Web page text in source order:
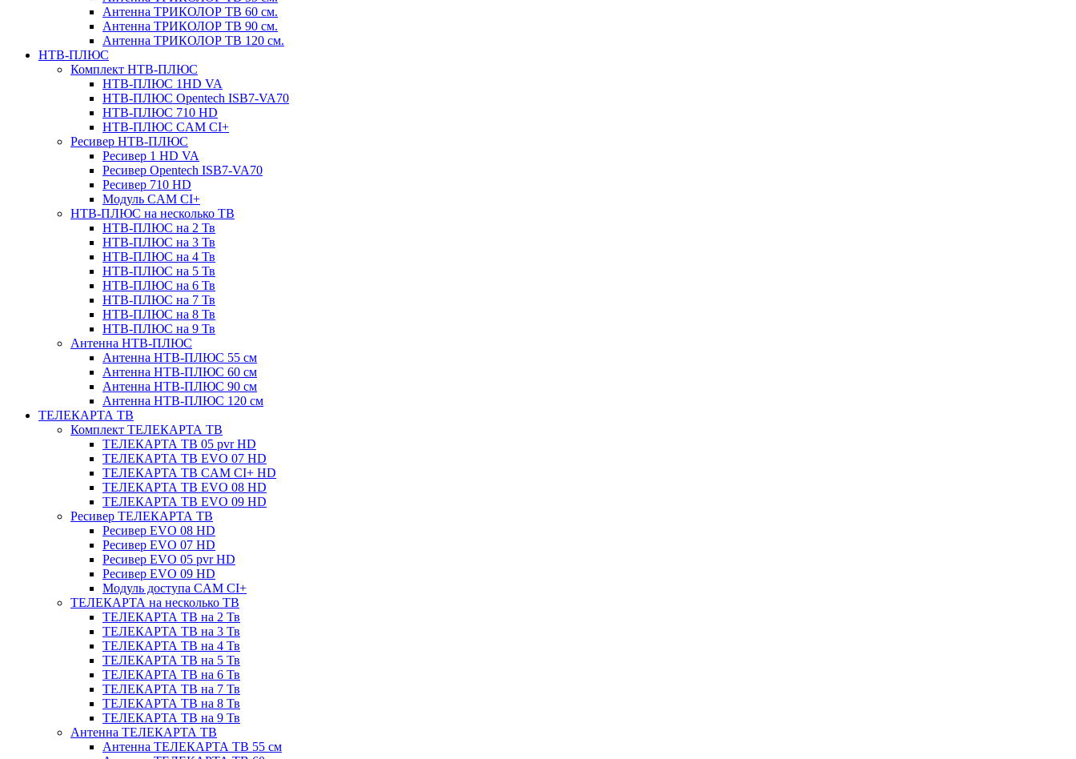
Антенна ТРИКОЛОР ТВ 60 см.
Антенна ТРИКОЛОР ТВ 90 см.
Антенна ТРИКОЛОР ТВ 120 см.
НТВ-ПЛЮС
Комплект НТВ-ПЛЮС
НТВ-ПЛЮС 1HD VA
НТВ-ПЛЮС Opentech ISB7-VA70
НТВ-ПЛЮС 710 HD
НТВ-ПЛЮС CAM CI+
Ресивер НТВ-ПЛЮС
Ресивер 1 HD VA
Ресивер Opentech ISB7-VA70
Ресивер 710 HD
Модуль CAM CI+
НТВ-ПЛЮС на несколько ТВ
НТВ-ПЛЮС на 2 Тв
НТВ-ПЛЮС на 3 Тв
НТВ-ПЛЮС на 4 Тв
НТВ-ПЛЮС на 5 Тв
НТВ-ПЛЮС на 6 Тв
НТВ-ПЛЮС на 7 Тв
НТВ-ПЛЮС на 8 Тв
НТВ-ПЛЮС на 9 Тв
Антенна НТВ-ПЛЮС
Антенна НТВ-ПЛЮС 55 см
Антенна НТВ-ПЛЮС 60 см
Антенна НТВ-ПЛЮС 90 см
Антенна НТВ-ПЛЮС 120 см
ТЕЛЕКАРТА ТВ
Комплект ТЕЛЕКАРТА ТВ
ТЕЛЕКАРТА ТВ 05 pvr HD
ТЕЛЕКАРТА ТВ EVO 07 HD
ТЕЛЕКАРТА ТВ CAM CI+ HD
ТЕЛЕКАРТА ТВ EVO 08 HD
ТЕЛЕКАРТА ТВ EVO 09 HD
Ресивер ТЕЛЕКАРТА ТВ
Ресивер EVO 08 HD
Ресивер EVO 07 HD
Ресивер EVO 05 pvr HD
Ресивер EVO 09 HD
Модуль доступа CAM CI+
ТЕЛЕКАРТА на несколько ТВ
ТЕЛЕКАРТА ТВ на 2 Тв
ТЕЛЕКАРТА ТВ на 3 Тв
ТЕЛЕКАРТА ТВ на 4 Тв
ТЕЛЕКАРТА ТВ на 5 Тв
ТЕЛЕКАРТА ТВ на 6 Тв
ТЕЛЕКАРТА ТВ на 7 Тв
ТЕЛЕКАРТА ТВ на 8 Тв
ТЕЛЕКАРТА ТВ на 9 Тв
Антенна ТЕЛЕКАРТА ТВ
Антенна ТЕЛЕКАРТА ТВ 55 см